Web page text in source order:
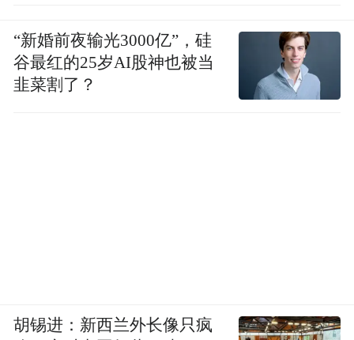
再来具体看武汉的天气情况：
13日起，武汉天气将由晴热模式切换为多阵
雨模式，高温强度将略有缓和。
“新婚前夜输光3000亿”，硅
谷最红的25岁AI股神也被当
韭菜割了？
胡锡进：新西兰外长像只疯